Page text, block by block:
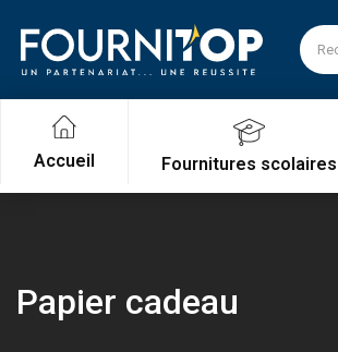
Accueil Fournitures scolaires
Papier cadeau